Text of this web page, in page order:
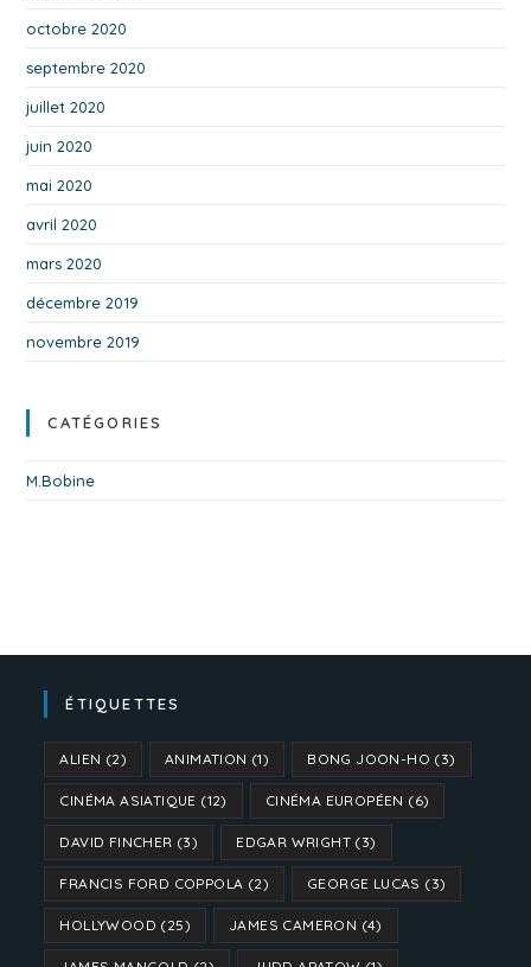
octobre 2020
septembre 2020
juillet 2020
juin 2020
mai 2020
avril 2020
mars 2020
décembre 2019
novembre 2019
CATÉGORIES
M.Bobine
ÉTIQUETTES
ALIEN (2) ANIMATION (1) BONG JOON-HO (3)
CINÉMA ASIATIQUE (12) CINÉMA EUROPÉEN (6)
DAVID FINCHER (3) EDGAR WRIGHT (3)
FRANCIS FORD COPPOLA (2) GEORGE LUCAS (3)
HOLLYWOOD (25) JAMES CAMERON (4)